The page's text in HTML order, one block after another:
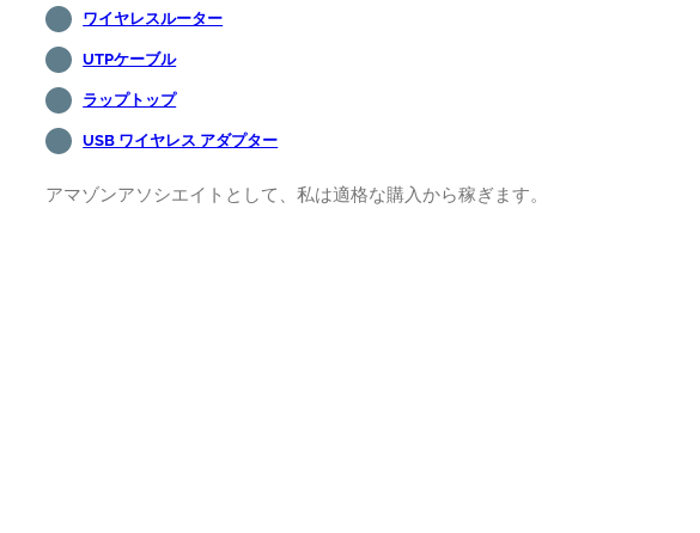
ワイヤレスルーター
UTPケーブル
ラップトップ
USB ワイヤレス アダプター
アマゾンアソシエイトとして、私は適格な購入から稼ぎます。